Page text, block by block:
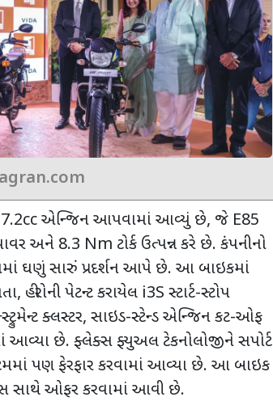
એન્જિન આપવામાં આવ્યું છે, જે E85
અને 8.3 Nm ટોર્ક ઉત્પન્ન કરે છે. કંપનીનો
ઘણું સારું પ્રદર્શન આપે છે. આ બાઇકમાં
, હીરોની પેટન્ટ કરાયેલ i3S સ્ટાર્ટ-સ્ટોપ
ક્લસ્ટર, સાઇડ-સ્ટેન્ડ એન્જિન કટ-ઓફ
છે. ફ્લેક્સ ફ્યુઅલ ટેકનોલોજીને સપોર્ટ
પણ ફેરફાર કરવામાં આવ્યા છે. આ બાઇક
સાથે ઓફર કરવામાં આવી છે.